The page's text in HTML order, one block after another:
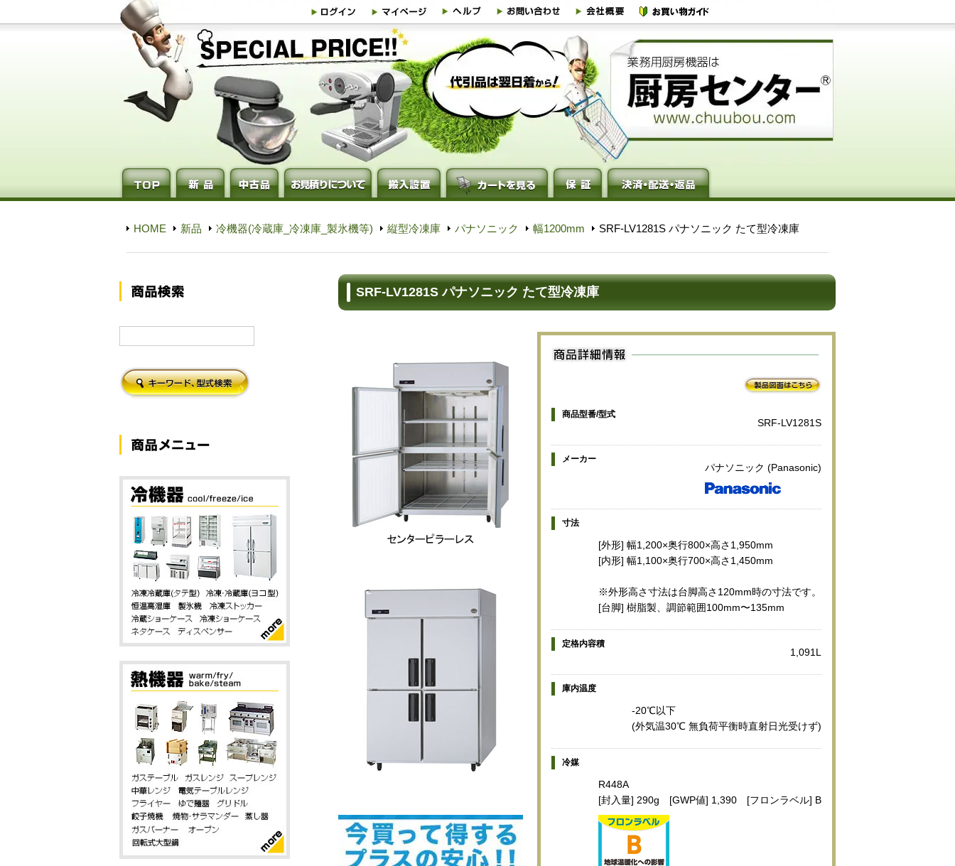
HOME 新品 冷機器(冷蔵庫_冷凍庫_製氷機等) 縦型冷凍庫 パナソニック 幅1200mm SRF-LV1281S パナソニック たて型冷凍庫
SRF-LV1281S パナソニック たて型冷凍庫
商品型番/型式
SRF-LV1281S
メーカー
パナソニック (Panasonic)
寸法
[外形] 幅1,200×奥行800×高さ1,950mm
[内形] 幅1,100×奥行700×高さ1,450mm
※外形高さ寸法は台脚高さ120mm時の寸法です。
[台脚] 樹脂製、調節範囲100mm〜135mm
定格内容積
1,091L
庫内温度
-20℃以下
(外気温30℃ 無負荷平衡時直射日光受けず)
冷媒
R448A
[封入量] 290g [GWP値] 1,390 [フロンラベル] B